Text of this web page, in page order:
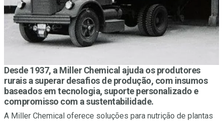
Desde 1937, a Miller Chemical ajuda os produtores
rurais a superar desafios de produção, com insumos
baseados em tecnologia, suporte personalizado e
compromisso com a sustentabilidade.
A Miller Chemical oferece soluções para nutrição de plantas